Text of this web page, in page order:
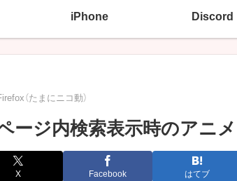
iPhone Discord
（たまにニコ動）
ージ内検索表示時のアニ
X Facebook はてブ